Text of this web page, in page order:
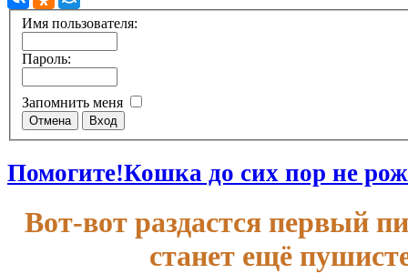
Имя пользователя:
Пароль:
Запомнить меня
Помогите!Кошка до сих пор не
Вот-вот раздастся первый
станет ещё